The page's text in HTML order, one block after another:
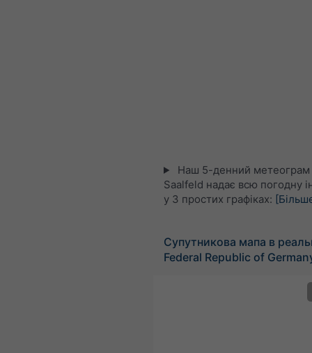
Наш 5-денний метеограм
Saalfeld надає всю погодну
у 3 простих графіках:
Супутникова мапа в
Federal Republic of